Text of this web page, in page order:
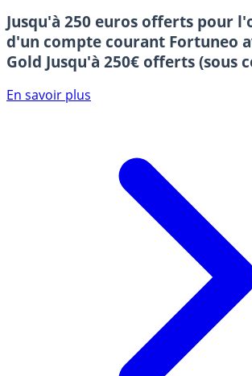
Jusqu'à 250 euros offerts pour
d'un compte courant Fortuneo
Gold Jusqu'à 250€ offerts (sous
En savoir plus